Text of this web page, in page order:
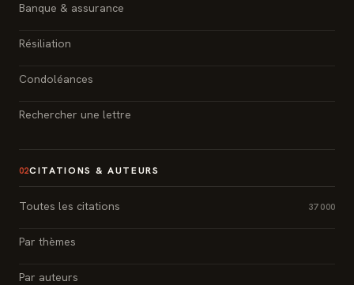
Banque & assurance
Résiliation
Condoléances
Rechercher une lettre
02CITATIONS & AUTEURS
Toutes les citations 37 000
Par thèmes
Par auteurs